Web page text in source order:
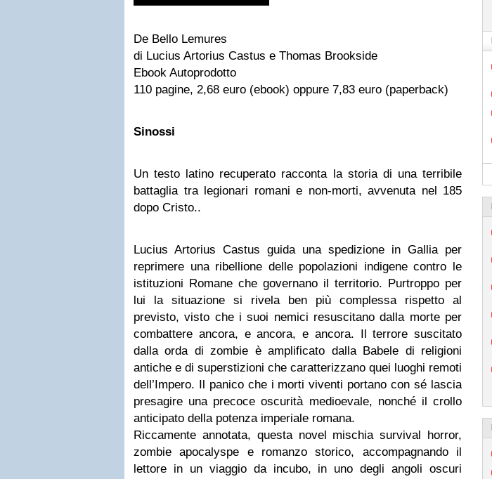
De Bello Lemures
di Lucius Artorius Castus e Thomas Brookside
Ebook Autoprodotto
110 pagine, 2,68 euro (ebook) oppure 7,83 euro (paperback)
Sinossi
Un testo latino recuperato racconta la storia di una terribile
battaglia tra legionari romani e non-morti, avvenuta nel 185
dopo Cristo..
Lucius Artorius Castus guida una spedizione in Gallia per
reprimere una ribellione delle popolazioni indigene contro le
istituzioni Romane che governano il territorio. Purtroppo per
lui la situazione si rivela ben più complessa rispetto al
previsto, visto che i suoi nemici resuscitano dalla morte per
combattere ancora, e ancora, e ancora. Il terrore suscitato
dalla orda di zombie è amplificato dalla Babele di religioni
antiche e di superstizioni che caratterizzano quei luoghi remoti
dell’Impero. Il panico che i morti viventi portano con sé lascia
presagire una precoce oscurità medioevale, nonché il crollo
anticipato della potenza imperiale romana.
Riccamente annotata, questa novel mischia survival horror,
zombie apocalyspe e romanzo storico, accompagnando il
lettore in un viaggio da incubo, in uno degli angoli oscuri